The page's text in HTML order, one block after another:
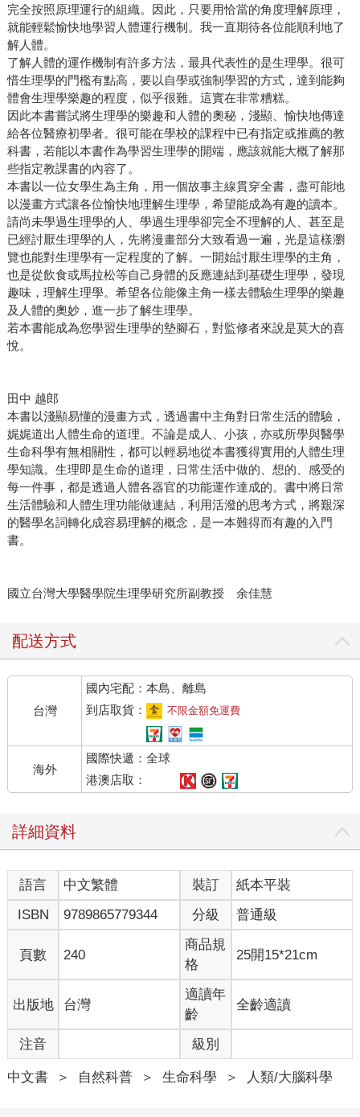
完全按照原理運行的組織。因此，只要用恰當的角度理解原理，
就能輕鬆愉快地學習人體運行機制。我一直期待各位能順利地了
解人體。
了解人體的運作機制有許多方法，最具代表性的是生理學。很可
惜生理學的門檻有點高，要以自學或強制學習的方式，達到能夠
體會生理學樂趣的程度，似乎很難。這實在非常糟糕。
因此本書嘗試將生理學的樂趣和人體的奧秘，淺顯、愉快地傳達
給各位醫療初學者。很可能在學校的課程中已有指定或推薦的教
科書，若能以本書作為學習生理學的開端，應該就能大概了解那
些指定教課書的內容了。
本書以一位女學生為主角，用一個故事主線貫穿全書，盡可能地
以漫畫方式讓各位愉快地理解生理學，希望能成為有趣的讀本。
請尚未學過生理學的人、學過生理學卻完全不理解的人、甚至是
已經討厭生理學的人，先將漫畫部分大致看過一遍，光是這樣瀏
覽也能對生理學有一定程度的了解。一開始討厭生理學的主角，
也是從飲食或馬拉松等自己身體的反應連結到基礎生理學，發現
趣味，理解生理學。希望各位能像主角一樣去體驗生理學的樂趣
及人體的奧妙，進一步了解生理學。
若本書能成為您學習生理學的墊腳石，對監修者來說是莫大的喜
悅。
田中 越郎
本書以淺顯易懂的漫畫方式，透過書中主角對日常生活的體驗，
娓娓道出人體生命的道理。不論是成人、小孩，亦或所學與醫學
生命科學有無相關性，都可以輕易地從本書獲得實用的人體生理
學知識。生理即是生命的道理，日常生活中做的、想的、感受的
每一件事，都是透過人體各器官的功能運作達成的。書中將日常
生活體驗和人體生理功能做連結，利用活潑的思考方式，將艱深
的醫學名詞轉化成容易理解的概念，是一本難得而有趣的入門
書。
國立台灣大學醫學院生理學研究所副教授 余佳慧
配送方式
台灣
國內宅配：本島、離島
到店取貨：
不限金額免運費
海外
國際快遞：全球
港澳店取：
詳細資料
語言 中文繁體 裝訂
紙本平裝
ISBN
9789865779344 分級 普通級
頁數 240
商品規
格
25開15*21cm
出版地 台灣
適讀年
齡
全齡適讀
注音 級別
中文書 ＞ 自然科普 ＞ 生命科學 ＞ 人類/大腦科學